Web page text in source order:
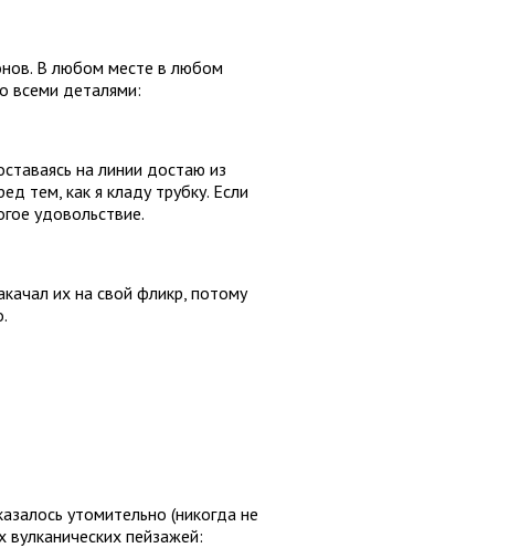
В любом месте в любом
всеми деталями:
на линии достаю из
тем, как я кладу трубку. Если
удовольствие.
их на свой фликр, потому
утомительно (никогда не
пейзажей: